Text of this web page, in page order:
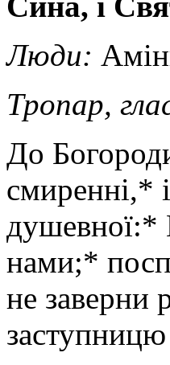
Люди:
Тропар,
До
смиренні,*
душевної:*
нами;*
не заверни